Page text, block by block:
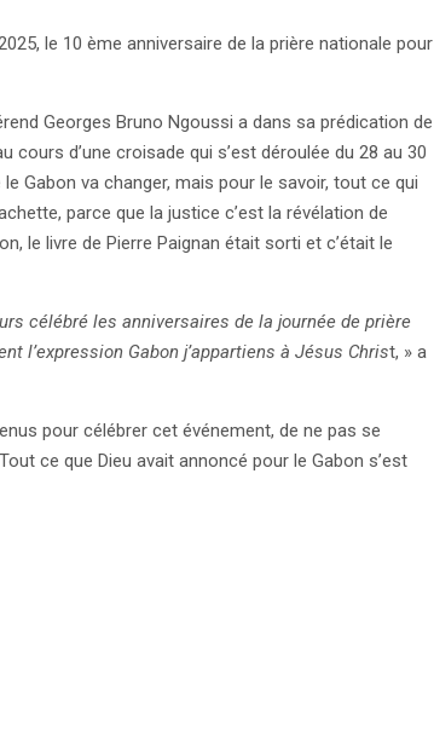
le 10 ème anniversaire de la prière nationale pour
Georges Bruno Ngoussi a dans sa prédication de
cours d’une croisade qui s’est déroulée du 28 au 30
Gabon va changer, mais pour le savoir, tout ce qui
parce que la justice c’est la révélation de
le livre de Pierre Paignan était sorti et c’était le
célébré les anniversaires de la journée de prière
l’expression Gabon j’appartiens à Jésus Christ, » a
pour célébrer cet événement, de ne pas se
ce que Dieu avait annoncé pour le Gabon s’est